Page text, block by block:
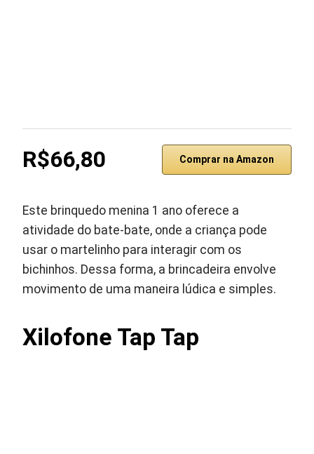
R$66,80 Comprar na Amazon
Este brinquedo menina 1 ano oferece a
atividade do bate-bate, onde a criança pode
usar o martelinho para interagir com os
bichinhos. Dessa forma, a brincadeira envolve
movimento de uma maneira lúdica e simples.
Xilofone Tap Tap